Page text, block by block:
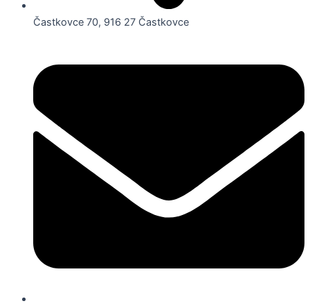
Častkovce 70, 916 27 Častkovce